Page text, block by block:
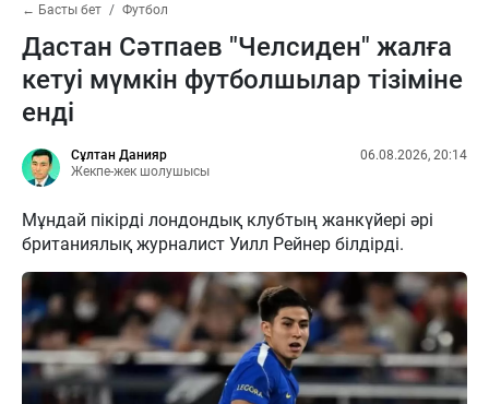
← Басты бет Футбол
Дастан Сәтпаев "Челсиден" жалға
кетуі мүмкін футболшылар тізіміне
енді
Сұлтан Данияр
Жекпе-жек шолушысы
06.08.2026, 20:14
Мұндай пікірді лондондық клубтың жанкүйері әрі
британиялық журналист Уилл Рейнер білдірді.